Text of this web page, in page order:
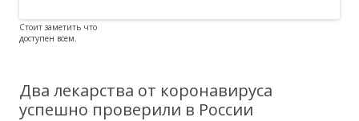
Стоит заметить что
доступен всем.
Два лекарства от коронавируса
успешно проверили в России